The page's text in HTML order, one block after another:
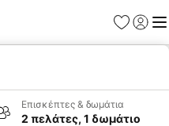
Επισκέπτες & δωμάτια
2 πελάτες, 1 δωμάτιο